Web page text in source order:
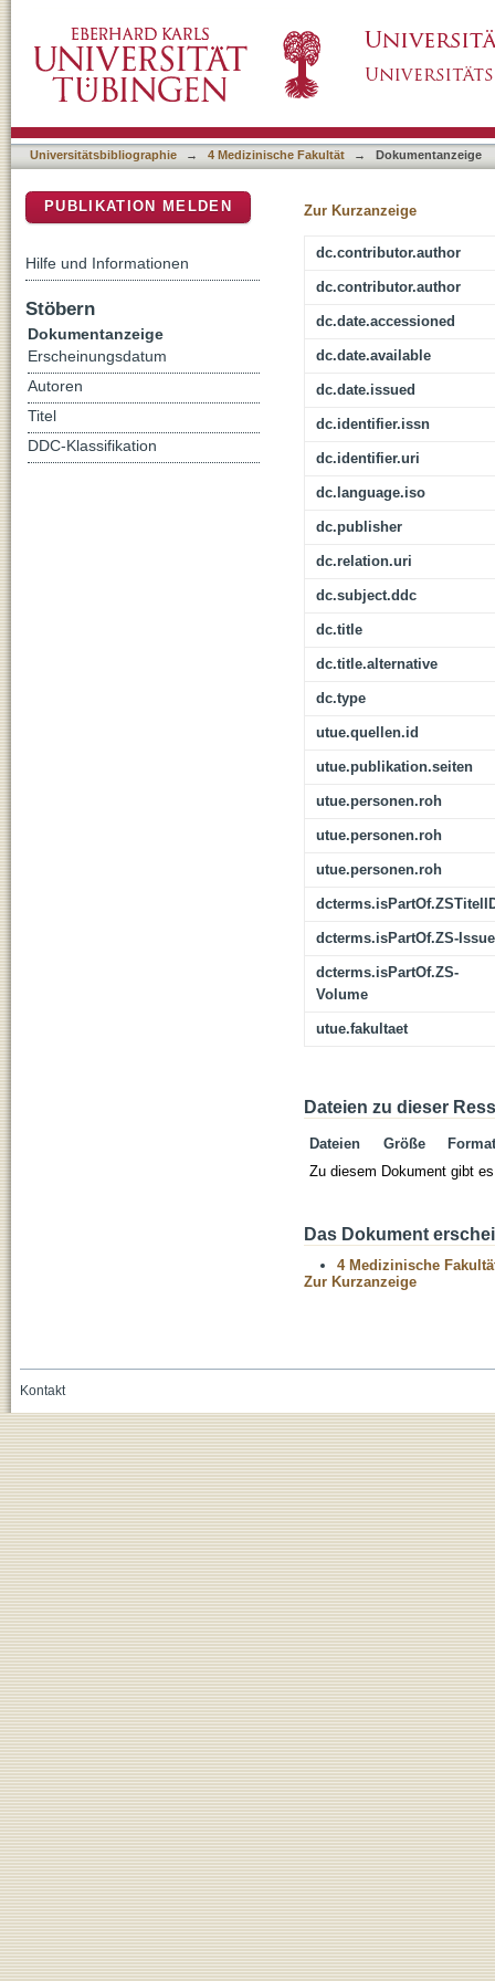
Universitätsbibliographie → 4 Medizinische Fakultät → Dokumentanzeige
Zur Kurzanzeige
dc.contributor.author
dc.contributor.author
dc.date.accessioned
dc.date.available
dc.date.issued
dc.identifier.issn
dc.identifier.uri
dc.language.iso
dc.publisher
dc.relation.uri
dc.subject.ddc
dc.title
dc.title.alternative
dc.type
utue.quellen.id
utue.publikation.seiten
utue.personen.roh
utue.personen.roh
utue.personen.roh
dcterms.isPartOf.ZS-Issue
dcterms.isPartOf.ZS-
Volume
utue.fakultaet
Dateien zu dieser
Dateien Größe
Format
Zu diesem Dokument gibt
Das Dokument
4 Medizinische
Zur Kurzanzeige
PUBLIKATION MELDEN
Hilfe und Informationen
Stöbern
Dokumentanzeige
Erscheinungsdatum
Autoren
Titel
DDC-Klassifikation
Kontakt